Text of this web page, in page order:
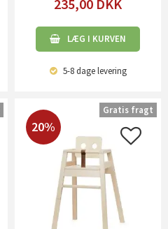
235,00 DKK
LÆG I KURVEN
5-8 dagelevering
20%
Gratis fragt